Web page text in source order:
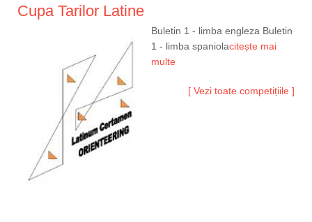
Cupa Tarilor Latine
Buletin 1 - limba engleza Buletin
1 - limba spaniolacitește mai
multe
[ Vezi toate competițiile ]